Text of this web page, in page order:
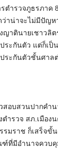
ำรวจภูธรภาค
าน่าจะไม่มีปัญห
ญาตินายเชาวลิ
ระกันตัว แต่ก็เป็
ระกันตัวชั้นศาล
สอบสวนปากคำ
ำรวจ สภ.เมือง
รมราช ก็เสร็จขั้
ที่มีอำนาจควบ